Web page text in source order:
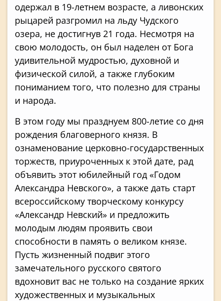
одержал в 19-летнем возрасте, а ливонских
рыцарей разгромил на льду Чудского
озера, не достигнув 21 года. Несмотря на
свою молодость, он был наделен от Бога
удивительной мудростью, духовной и
физической силой, а также глубоким
пониманием того, что полезно для страны
и народа.
В этом году мы празднуем 800-летие со дня
рождения благоверного князя. В
ознаменование церковно-государственных
торжеств, приуроченных к этой дате, рад
объявить этот юбилейный год «Годом
Александра Невского», а также дать старт
всероссийскому творческому конкурсу
«Александр Невский» и предложить
молодым людям проявить свои
способности в память о великом князе.
Пусть жизненный подвиг этого
замечательного русского святого
вдохновит вас не только на создание ярких
художественных и музыкальных